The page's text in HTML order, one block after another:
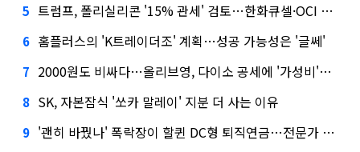
5 트럼프, 폴리실리콘 '15% 관세' 검토…한화큐셀·OCI 영향은?
6 홈플러스의 'K트레이더조' 계획…성공 가능성은 '글쎄'
7 2000원도 비싸다…올리브영, 다이소 공세에 '가성비'로 맞불
8 SK, 자본잠식 '쏘카 말레이' 지분 더 사는 이유
9 '괜히 바꿨나' 폭락장이 할퀸 DC형 퇴직연금…전문가 조언은